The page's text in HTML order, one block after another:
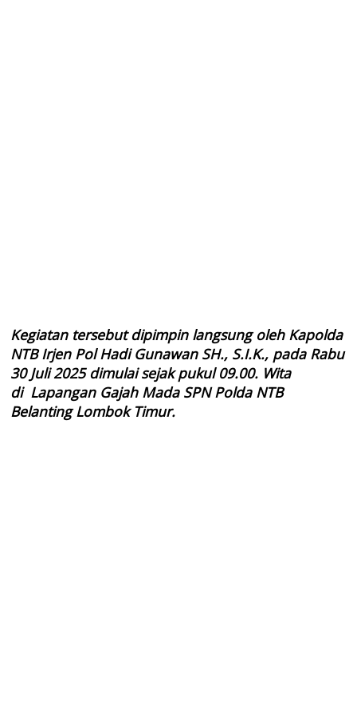
Kegiatan tersebut dipimpin langsung oleh Kapolda
NTB Irjen Pol Hadi Gunawan SH., S.I.K., pada Rabu
30 Juli 2025 dimulai sejak pukul 09.00. Wita
di Lapangan Gajah Mada SPN Polda NTB
Belanting Lombok Timur.